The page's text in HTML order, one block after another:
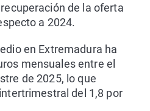
de la oferta
a 2024.
en Extremadura ha
mensuales entre el
de 2025, lo que
del 1,8 por